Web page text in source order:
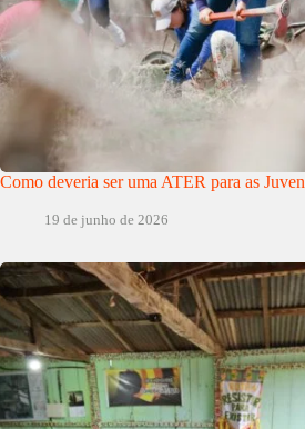
Como deveria ser uma ATER para as
19 de junho de 2026